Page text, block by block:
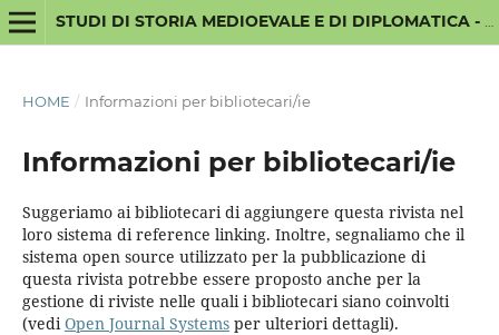
HOME / Informazioni per bibliotecari/ie
Informazioni per bibliotecari/ie
Suggeriamo ai bibliotecari di aggiungere questa rivista nel
loro sistema di reference linking. Inoltre, segnaliamo che il
sistema open source utilizzato per la pubblicazione di
questa rivista potrebbe essere proposto anche per la
gestione di riviste nelle quali i bibliotecari siano coinvolti
(vediOpen Journal Systemsper ulteriori dettagli).